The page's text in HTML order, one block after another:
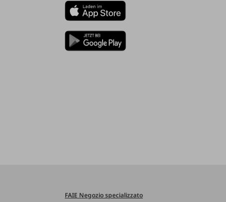
FAIE Negozio specializzato